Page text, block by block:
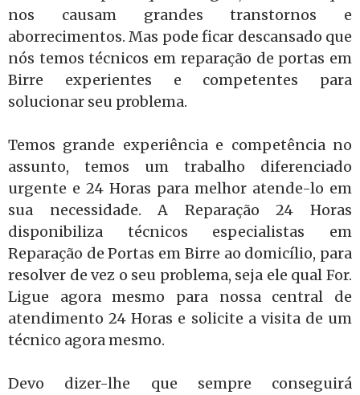
nos causam grandes transtornos e
aborrecimentos. Mas pode ficar descansado que
nós temos técnicos em reparação de portas em
Birre experientes e competentes para
solucionar seu problema.
Temos grande experiência e competência no
assunto, temos um trabalho diferenciado
urgente e 24 Horas para melhor atende-lo em
sua necessidade. A Reparação 24 Horas
disponibiliza técnicos especialistas em
Reparação de Portas em Birre ao domicílio, para
resolver de vez o seu problema, seja ele qual For.
Ligue agora mesmo para nossa central de
atendimento 24 Horas e solicite a visita de um
técnico agora mesmo.
Devo dizer-lhe que sempre conseguirá